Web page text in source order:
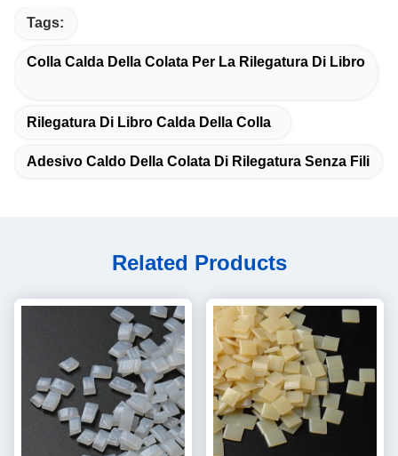
Tags:
Colla Calda Della Colata Per La Rilegatura Di Libro
Rilegatura Di Libro Calda Della Colla
Adesivo Caldo Della Colata Di Rilegatura Senza Fili
Related Products